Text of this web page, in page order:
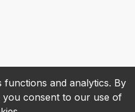
and analytics. By
consent to our use of